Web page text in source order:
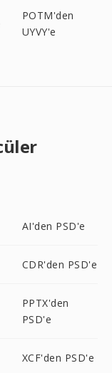
POTM'den
UYVY'e
AI'den PSD'e
CDR'den PSD'e
PPTX'den
PSD'e
XCF'den PSD'e